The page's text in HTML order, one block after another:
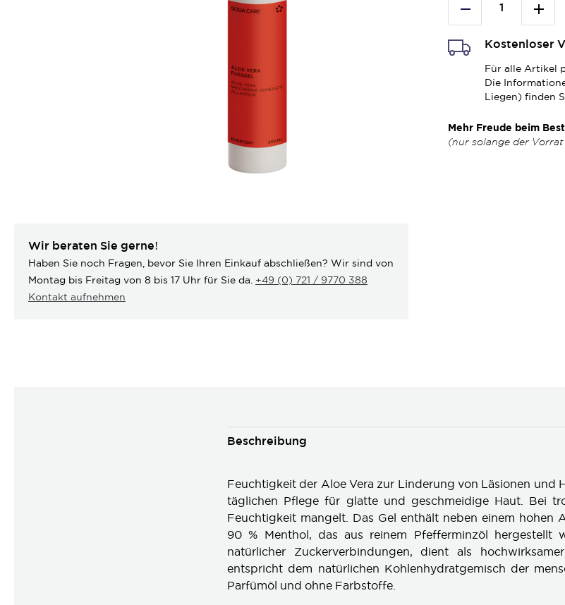
Wir beraten Sie gerne!
Haben Sie noch Fragen, bevor Sie Ihren Einkauf abschließen? Wir sind von
Montag bis Freitag von 8 bis 17 Uhr für Sie da. +49 (0) 721 / 9770 388
Kontakt aufnehmen
Kostenloser
Für alle Artikel
Die
Liegen) finden
Mehr Freude beim
(nur solange der
Beschreibung
Feuchtigkeit der Aloe Vera zur Linderung von Läsionen und
täglichen Pflege für glatte und geschmeidige Haut. Bei
Feuchtigkeit mangelt. Das Gel enthält neben einem hohen
90 % Menthol, das aus reinem Pfefferminzöl hergestellt
natürlicher Zuckerverbindungen, dient als
entspricht dem natürlichen Kohlenhydratgemisch der
Parfümöl und ohne Farbstoffe.